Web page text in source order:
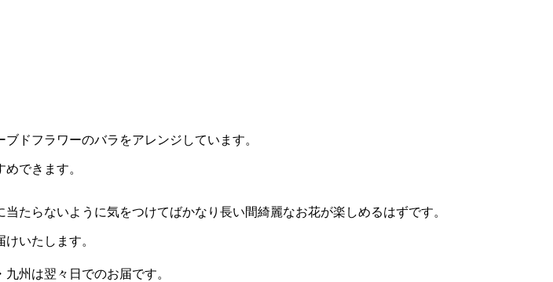
ドフラワーのバラをアレンジしています。
できます。
たらないように気をつけてばかなり長い間綺麗なお花が楽しめるはずです。
いたします。
州は翌々日でのお届です。